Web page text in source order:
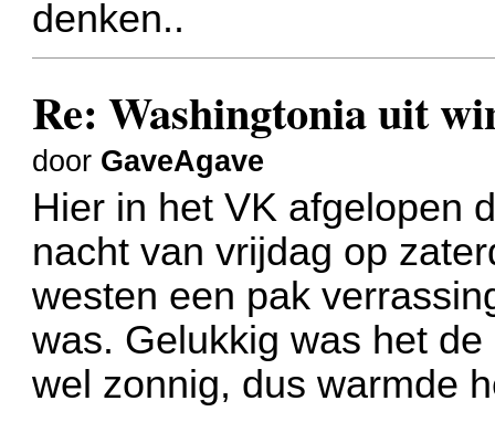
denken..
Re: Washingtonia uit
door GaveAgave
Hier in het VK afgelopen
nacht van vrijdag op
westen een pak
was. Gelukkig was het
wel zonnig, dus warmde